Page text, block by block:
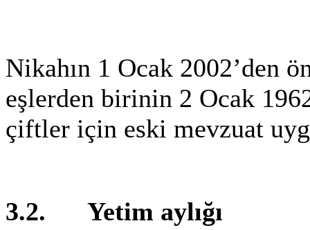
Nikahın 1 Ocak 2002’den
eşlerden birinin 2 Ocak
çiftler için eski mevzuat
3.2. Yetim aylığı